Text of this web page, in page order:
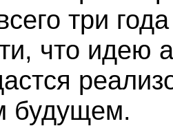
три
что идею
будущем.